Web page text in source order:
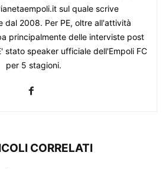
sul quale scrive
dal 2008. Per PE, oltre all'attività
principalmente delle interviste post
stato speaker ufficiale dell'Empoli FC
per 5 stagioni.
CORRELATI